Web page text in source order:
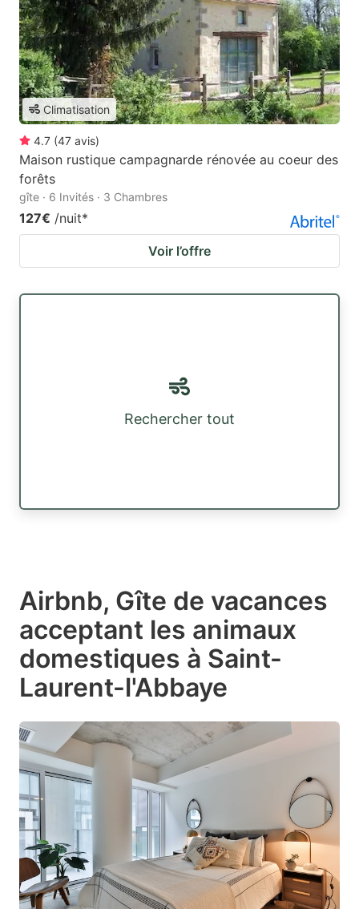
Climatisation
4.7 (47 avis)
Maison rustique campagnarde rénovée au coeur des
forêts
gîte · 6 Invités · 3 Chambres
127€ /nuit*
Voir l’offre
Rechercher tout
Airbnb, Gîte de vacances
acceptant les animaux
domestiques à Saint-
Laurent-l'Abbaye